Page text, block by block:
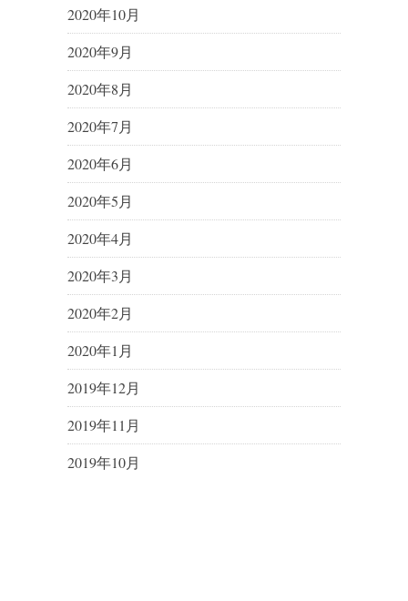
2020年10月
2020年9月
2020年8月
2020年7月
2020年6月
2020年5月
2020年4月
2020年3月
2020年2月
2020年1月
2019年12月
2019年11月
2019年10月